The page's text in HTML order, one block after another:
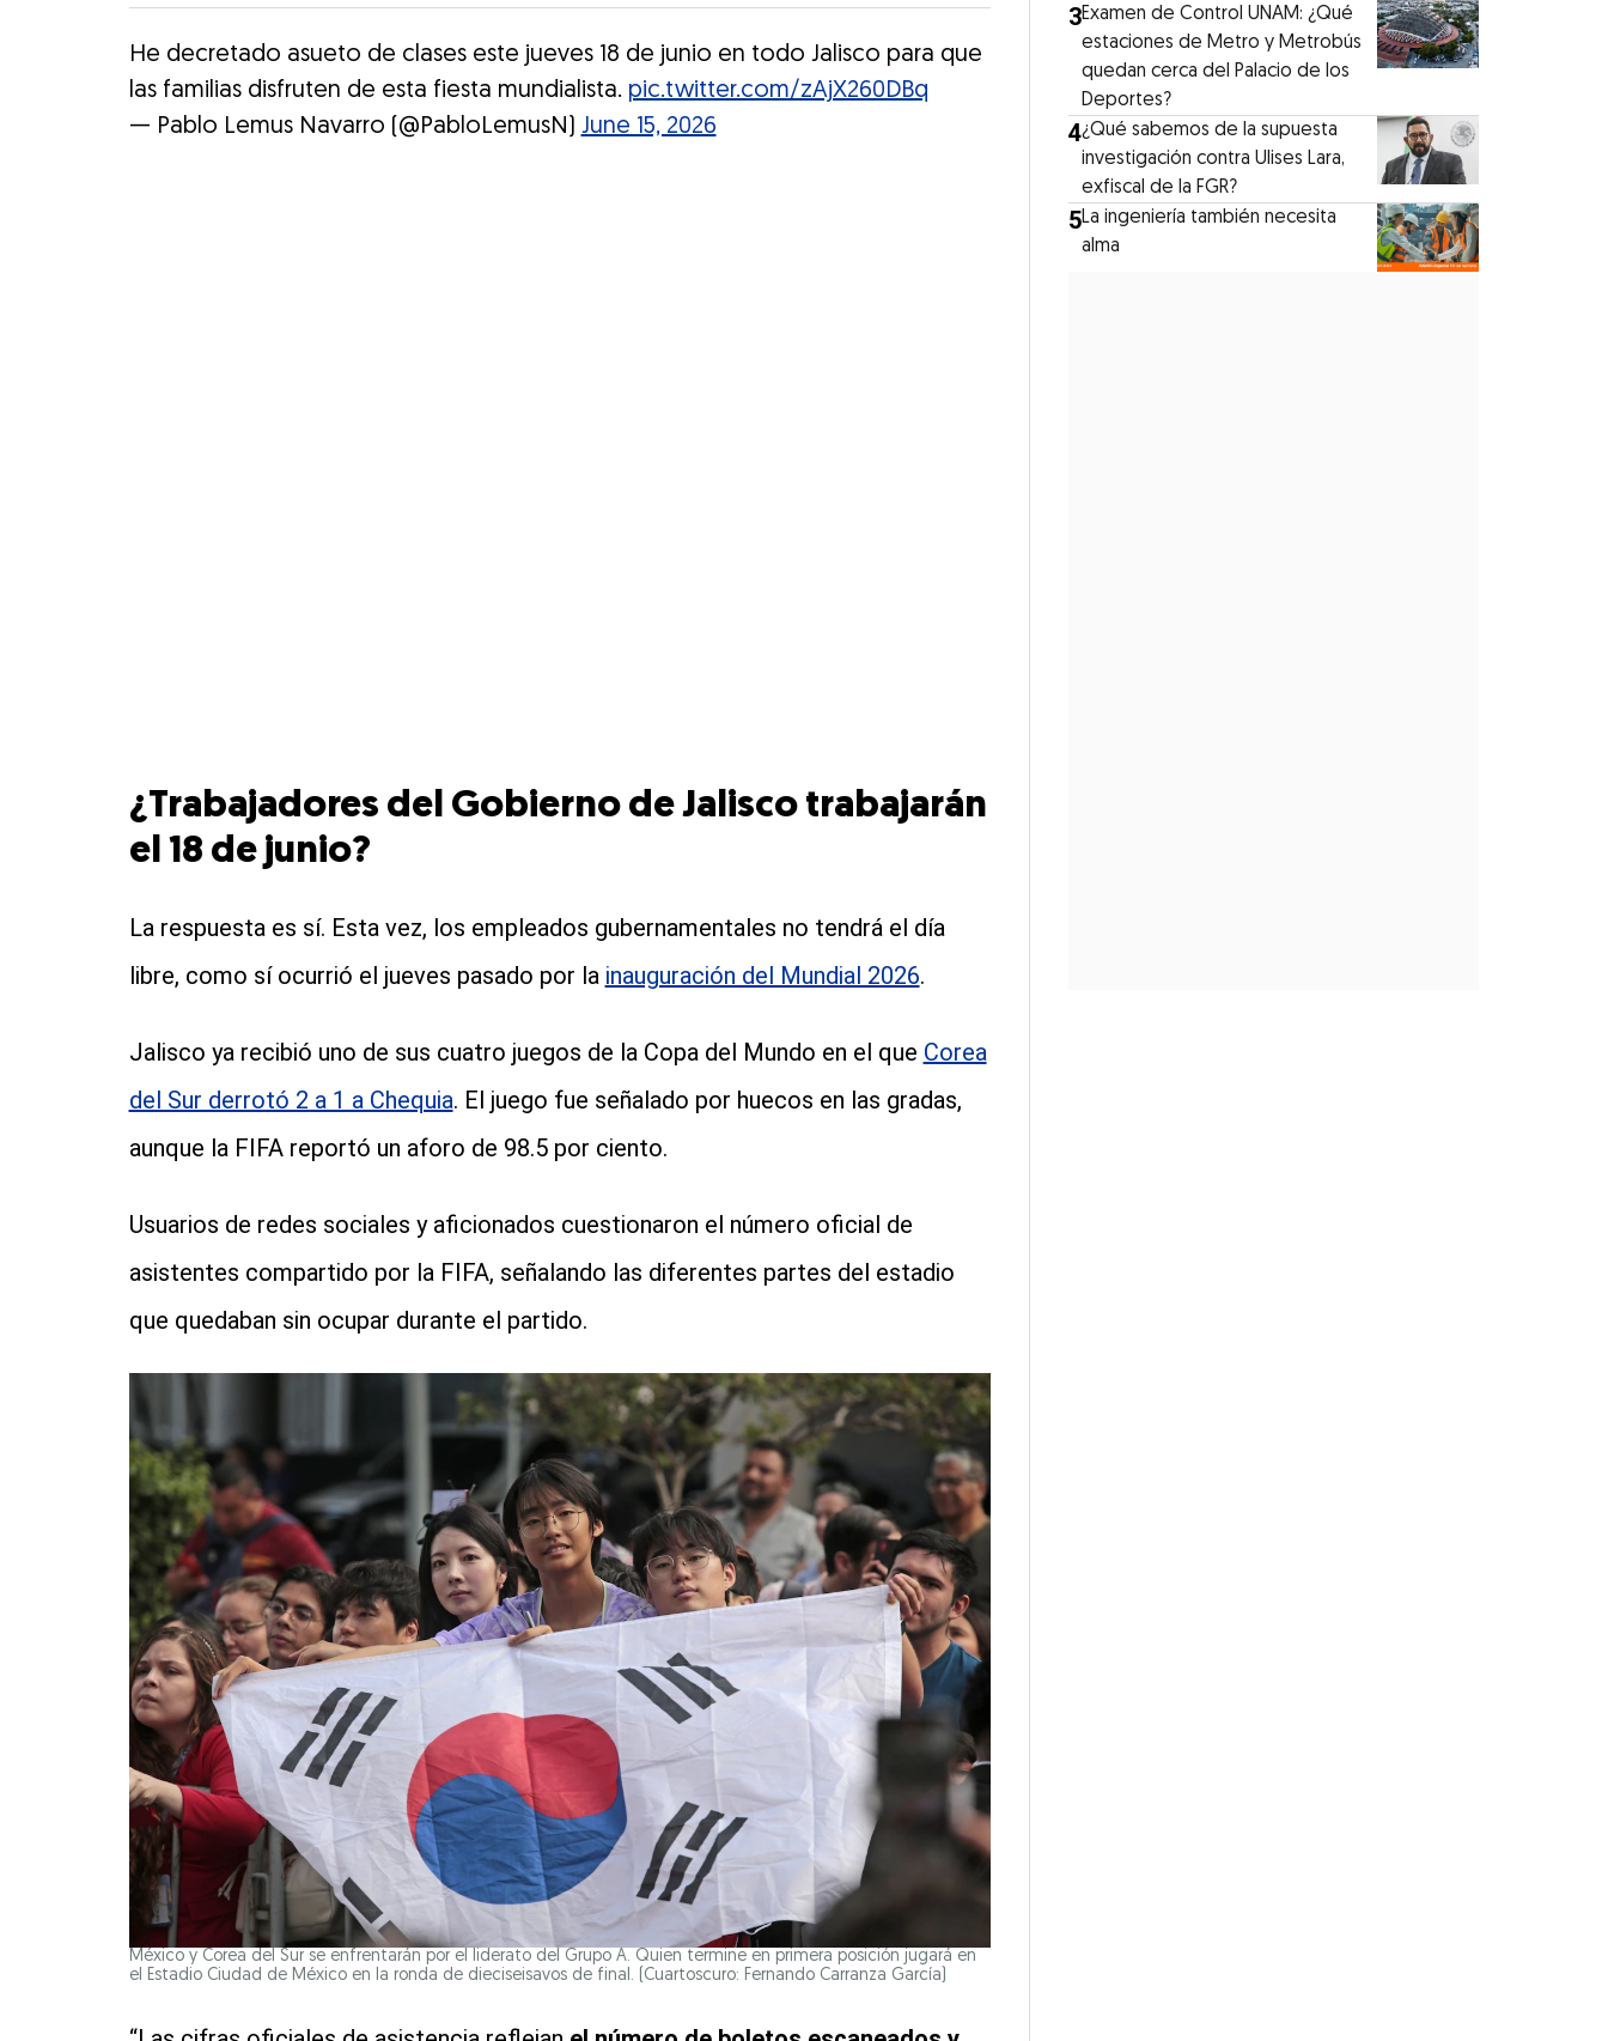
He decretado asueto de clases este jueves 18 de junio en todo Jalisco para que
las familias disfruten de esta fiesta mundialista. pic.twitter.com/zAjX260DBq
— Pablo Lemus Navarro (@PabloLemusN) June 15, 2026
¿Trabajadores del Gobierno de Jalisco trabajarán
el 18 de junio?
La respuesta es sí. Esta vez, los empleados gubernamentales no tendrá el día
libre, como sí ocurrió el jueves pasado por la inauguración del Mundial 2026.
Jalisco ya recibió uno de sus cuatro juegos de la Copa del Mundo en el que Corea
del Sur derrotó 2 a 1 a Chequia. El juego fue señalado por huecos en las gradas,
aunque la FIFA reportó un aforo de 98.5 por ciento.
Usuarios de redes sociales y aficionados cuestionaron el número oficial de
asistentes compartido por la FIFA, señalando las diferentes partes del estadio
que quedaban sin ocupar durante el partido.
México y Corea del Sur se enfrentarán por el liderato del Grupo A. Quien termine en primera posición jugará en
el Estadio Ciudad de México en la ronda de dieciseisavos de final. (Cuartoscuro: Fernando Carranza García)
3Examen de Control UNAM: ¿Qué
estaciones de Metro y Metrobús
quedan cerca del Palacio de los
Deportes?
4¿Qué sabemos de la supuesta
investigación contra Ulises Lara,
exfiscal de la FGR?
5La ingeniería también necesita
alma